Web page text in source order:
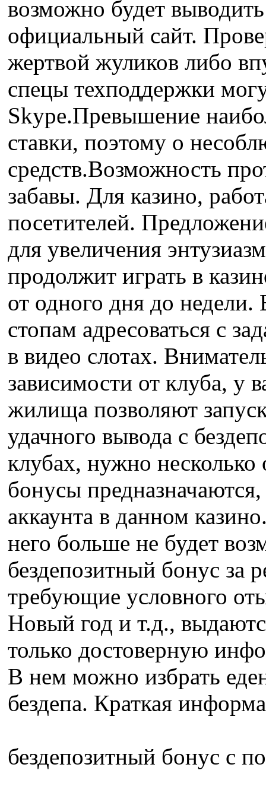
возможно будет
официальный сайт.
жертвой жуликов либо
спецы техподдержки
Skype.Превышение
ставки, поэтому о
средств.Возможность
забавы. Для казино,
посетителей.
для увеличения
продолжит играть в
от одного дня до
стопам адресоваться с
в видео слотах.
зависимости от клуба, у
жилища позволяют
удачного вывода с
клубах, нужно
бонусы
аккаунта в данном
него больше не будет
бездепозитный бонус за
требующие условного
Новый год и т.д.,
только достоверную
В нем можно избрать
бездепа. Краткая
бездепозитный бонус с